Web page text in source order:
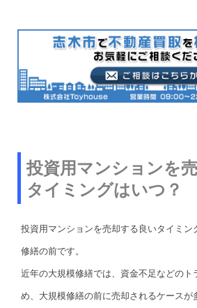
投資用マンションを
タイミングはいつ？
投資用マンションを売却する良いタイミン
修繕の前です。
近年の大規模修繕では、資金不足などのト
め、大規模修繕の前に売却されるケースが